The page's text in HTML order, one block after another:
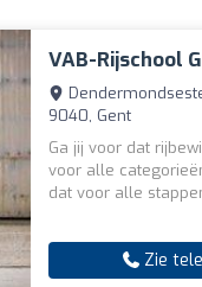
VAB-Rijschool
9040, Gent
Ga jij voor dat
voor alle
dat voor alle
Zie